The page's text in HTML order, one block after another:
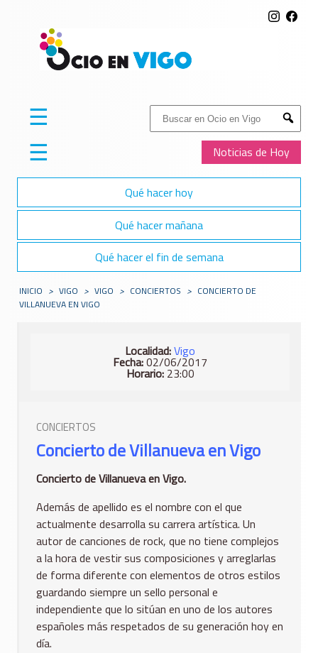
Buscar:
Submit
Noticias de Hoy
☰
☰
Qué hacer hoy
Qué hacer mañana
Qué hacer el fin de semana
INICIO > VIGO > VIGO > CONCIERTOS > CONCIERTO DE
VILLANUEVA EN VIGO
Localidad:Vigo
Fecha:02/06/2017
Horario:23:00
CONCIERTOS
Concierto de Villanueva en Vigo
Concierto de Villanueva en Vigo.
Además de apellido es el nombre con el que
actualmente desarrolla su carrera artística. Un
autor de canciones de rock, que no tiene complejos
a la hora de vestir sus composiciones y arreglarlas
de forma diferente con elementos de otros estilos
guardando siempre un sello personal e
independiente que lo sitúan en uno de los autores
españoles más respetados de su generación hoy en
día.